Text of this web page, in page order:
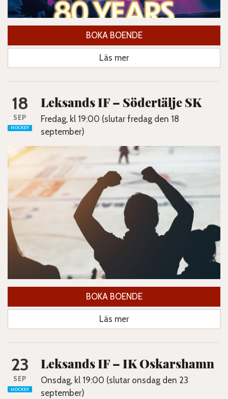
BOKA BOENDE
Läs mer
18
SEP
HOCKEY
Leksands IF – Södertälje SK
Fredag, kl 19:00 (slutar fredag den 18
september)
BOKA BOENDE
Läs mer
23
SEP
HOCKEY
Leksands IF – IK Oskarshamn
Onsdag, kl 19:00 (slutar onsdag den 23
september)